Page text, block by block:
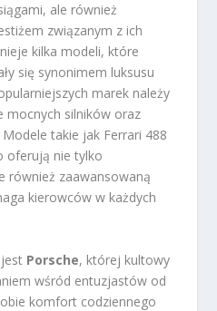
ale również
związanym z ich
kilka modeli, które
się synonimem luksusu
marek należy
mocnych silników oraz
takie jak Ferrari 488
oferują nie tylko
również zaawansowaną
kierowców w każdych
Porsche, której kultowy
wśród entuzjastów od
komfort codziennego